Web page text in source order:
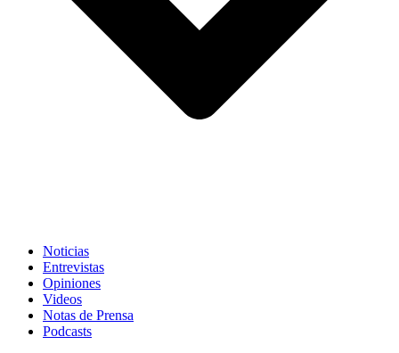
Noticias
Entrevistas
Opiniones
Videos
Notas de Prensa
Podcasts